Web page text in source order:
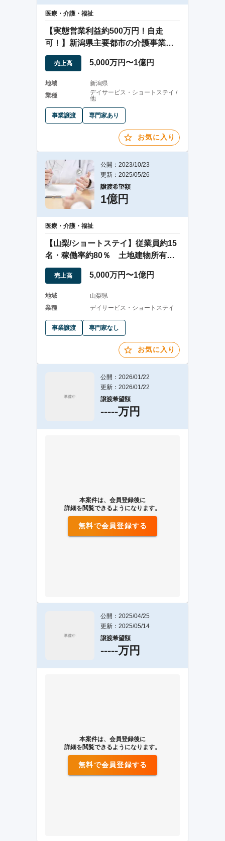
医療・介護・福祉
【実態営業利益約500万円！自走
可！】新潟県主要都市の介護事業譲
渡案件
売上高 5,000万円〜1億円
地域
新潟県
業種
デイサービス・ショートステイ /
他
事業譲渡 専門家あり
お気に入り
公開：2023/10/23
更新：2025/05/26
譲渡希望額
1億円
医療・介護・福祉
【山梨/ショートステイ】従業員約15
名・稼働率約80％ 土地建物所有の
施設の譲渡
売上高 5,000万円〜1億円
地域
山梨県
業種
デイサービス・ショートステイ
事業譲渡 専門家なし
お気に入り
公開：2026/01/22
更新：2026/01/22
譲渡希望額
-----万円
本案件は、会員登録後に
詳細を閲覧できるようになります。
無料で会員登録する
公開：2025/04/25
更新：2025/05/14
譲渡希望額
-----万円
本案件は、会員登録後に
詳細を閲覧できるようになります。
無料で会員登録する